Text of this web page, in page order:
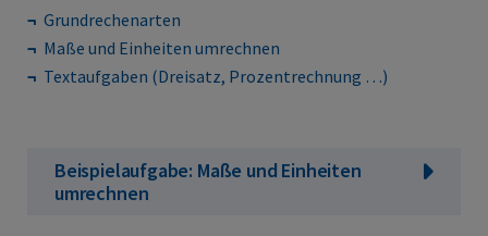
Grundrechenarten
Maße und Einheiten umrechnen
Textaufgaben (Dreisatz, Prozentrechnung …)
Beispielaufgabe: Maße und Einheiten
umrechnen